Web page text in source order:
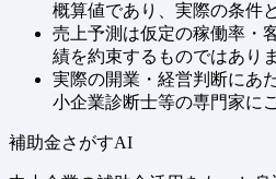
概算値であり、実際の条件
売上予測は仮定の稼働率・
績を約束するものではあり
実際の開業・経営判断にあ
小企業診断士等の専門家に
補助金さがすAI